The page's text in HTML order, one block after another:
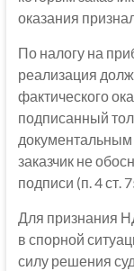
оказания
По налогу на
реализация
фактического
подписанный
заказчик не
подписи (п. 4 ст.
Для признания
в спорной
силу решения